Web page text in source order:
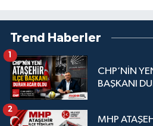
Trend Haberler
CHP’NİN
BAŞKANI
MHP
2